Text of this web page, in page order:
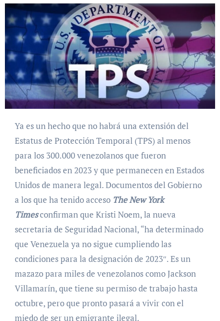
Ya es un hecho que no habrá una extensión del
Estatus de Protección Temporal (TPS) al menos
para los 300.000 venezolanos que fueron
beneficiados en 2023 y que permanecen en Estados
Unidos de manera legal. Documentos del Gobierno
a los que ha tenidoacceso The New York
Timesconfirman que Kristi Noem, la nueva
secretaria de Seguridad Nacional, “ha determinado
que Venezuela ya no sigue cumpliendo las
condiciones para la designación de 2023″. Es un
mazazo para miles de venezolanos como Jackson
Villamarín, que tiene su permiso de trabajo hasta
octubre, pero que pronto pasará a vivir con el
miedo de ser un emigrante ilegal.